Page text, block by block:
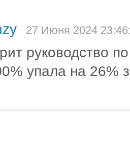
27 Июня 2024
руководство
упала на 26%